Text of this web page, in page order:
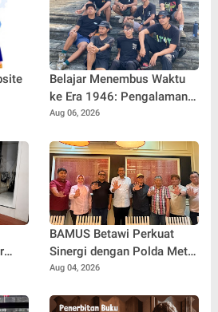
Belajar Menembus Waktu
ke Era 1946: Pengalaman
Magang Radityo Kusuma
Props dalam Film 'Fajar
Sebelum Merah'
Aug 06, 2026
BAMUS Betawi Perkuat
Sinergi dengan Polda Metro
Jaya, Tegaskan Komitmen
Damai, dan Kondusif Jelang
Aug 04, 2026